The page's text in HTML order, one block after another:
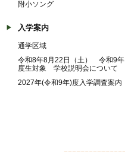
附小ソング
入学案内
通学区域
令和8年8月22日（土） 令和9年
度生対象 学校説明会について
2027年(令和9年)度入学調査案内